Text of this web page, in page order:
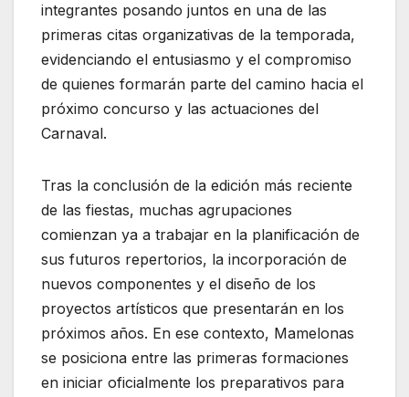
integrantes posando juntos en una de las
primeras citas organizativas de la temporada,
evidenciando el entusiasmo y el compromiso
de quienes formarán parte del camino hacia el
próximo concurso y las actuaciones del
Carnaval.
Tras la conclusión de la edición más reciente
de las fiestas, muchas agrupaciones
comienzan ya a trabajar en la planificación de
sus futuros repertorios, la incorporación de
nuevos componentes y el diseño de los
proyectos artísticos que presentarán en los
próximos años. En ese contexto, Mamelonas
se posiciona entre las primeras formaciones
en iniciar oficialmente los preparativos para